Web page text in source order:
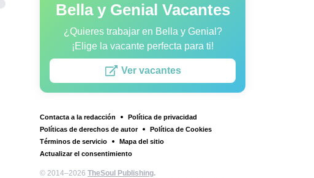
Bella y Genial Vacantes
¿Quieres trabajar en Bella y Genial?
¡Elige la vacante perfecta para ti!
Ver vacantes
Contacta a la redacción
Política de privacidad
Políticas de derechos de autor
Política de Cookies
Términos de servicio
Mapa del sitio
Actualizar el consentimiento
© 2014–2026 TheSoul Publishing.